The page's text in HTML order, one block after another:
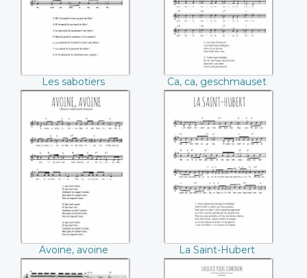
Les sabotiers
(Christian Wilhelm
Kindleben)
Ca, ca, geschmauset
(Christian Wilhelm
Kindleben)
Avoine, avoine
Avoine, avoine
La Saint-Hubert
La Saint-Hubert